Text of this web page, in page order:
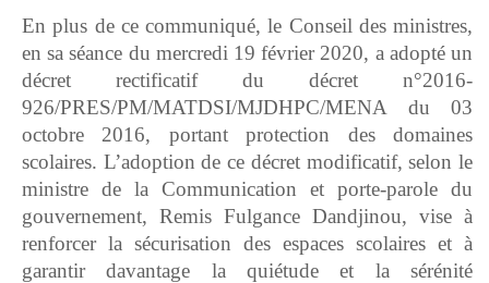
En plus de ce communiqué, le Conseil des ministres,
en sa séance du mercredi 19 février 2020, a adopté un
décret rectificatif du décret n°2016-
926/PRES/PM/MATDSI/MJDHPC/MENA du 03
octobre 2016, portant protection des domaines
scolaires. L’adoption de ce décret modificatif, selon le
ministre de la Communication et porte-parole du
gouvernement, Remis Fulgance Dandjinou, vise à
renforcer la sécurisation des espaces scolaires et à
garantir davantage la quiétude et la sérénité